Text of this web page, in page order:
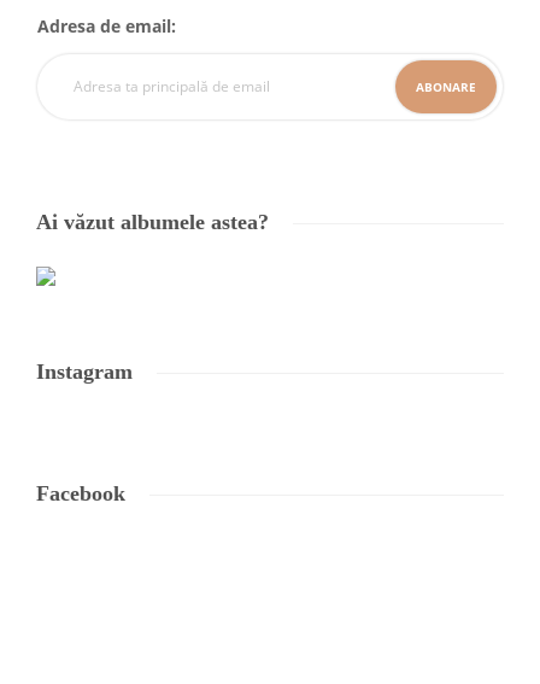
Adresa de email:
Ai văzut albumele astea?
Instagram
Facebook